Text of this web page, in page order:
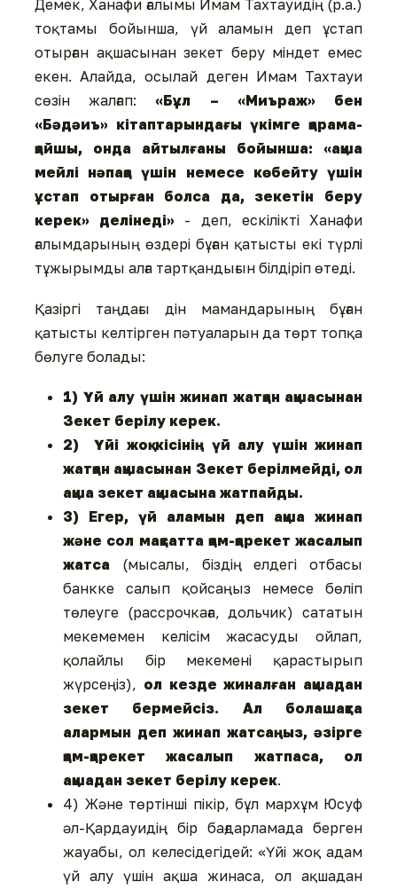
Демек, Ханафи ғалымы Имам Тахтауидің (р.а.)
тоқтамы бойынша, үй аламын деп ұстап
отырған ақшасынан зекет беру міндет емес
екен. Алайда, осылай деген Имам Тахтауи
сөзін жалғап: «Бұл – «Миъраж» бен
«Бәдәиъ» кітаптарындағы үкімге қарама-
қайшы, онда айтылғаны бойынша: «ақша
мейлі нәпақа үшін немесе көбейту үшін
ұстап отырған болса да, зекетін беру
керек» делінеді» - деп, ескілікті Ханафи
ғалымдарының өздері бұған қатысты екі түрлі
тұжырымды алға тартқандығын білдіріп өтеді.
Қазіргі таңдағы дін мамандарының бұған
қатысты келтірген пәтуаларын да төрт топқа
бөлуге болады:
1) Үй алу үшін жинап жатқан ақшасынан
Зекет берілу керек.
2) Үйі жоқ кісінің үй алу үшін жинап
жатқан ақшасынан Зекет берілмейді, ол
ақша зекет ақшасына жатпайды.
3) Егер, үй аламын деп ақша жинап
және сол мақсатта қам-қарекет жасалып
жатса (мысалы, біздің елдегі отбасы
банкке салып қойсаңыз немесе бөліп
төлеуге (рассрочкаға, дольчик) сататын
мекемемен келісім жасасуды ойлап,
қолайлы бір мекемені қарастырып
жүрсеңіз), ол кезде жиналған ақшадан
зекет бермейсіз. Ал болашақта
алармын деп жинап жатсаңыз, әзірге
қам-қарекет жасалып жатпаса, ол
ақшадан зекет берілу керек.
4) Және төртінші пікір, бұл мархұм Юсуф
әл-Қардауидің бір бағдарламада берген
жауабы, ол келесідегідей: «Үйі жоқ адам
үй алу үшін ақша жинаса, ол ақшадан